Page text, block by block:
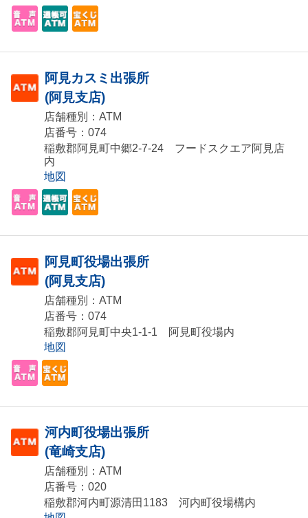
阿見カスミ出張所
(阿見支店)
店舗種別：ATM
店番号：074
稲敷郡阿見町中郷2-7-24 フードスクエア阿見店
内
地図
阿見町役場出張所
(阿見支店)
店舗種別：ATM
店番号：074
稲敷郡阿見町中央1-1-1 阿見町役場内
地図
河内町役場出張所
(竜崎支店)
店舗種別：ATM
店番号：020
稲敷郡河内町源清田1183 河内町役場構内